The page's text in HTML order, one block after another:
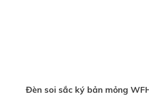
Đèn soi sắc ký bản mỏng